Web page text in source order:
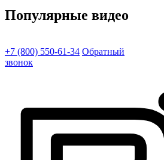
Популярные видео
+7 (800) 550-61-34 Обратный
звонок